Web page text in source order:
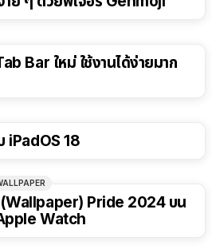
Bar ใหม่ ใช้งานได้ง่ายมาก
iPadOS 18
Pride 2024 บน
Watch